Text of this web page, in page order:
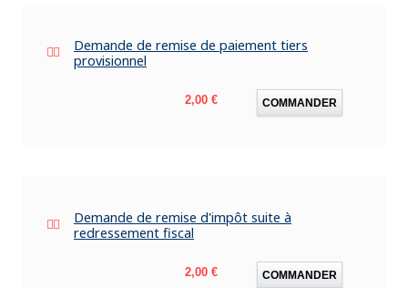
Demande de remise de paiement tiers
provisionnel
Prix
2,00 € COMMANDER
Demande de remise d'impôt suite à
redressement fiscal
Prix
2,00 € COMMANDER